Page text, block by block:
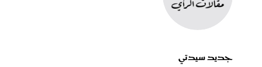
جديد سيدتي